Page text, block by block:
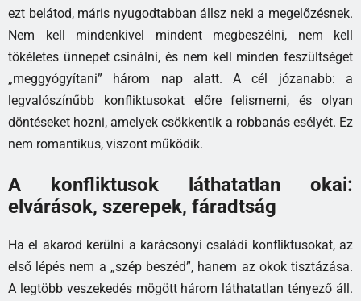
ezt belátod, máris nyugodtabban állsz neki a megelőzésnek.
Nem kell mindenkivel mindent megbeszélni, nem kell
tökéletes ünnepet csinálni, és nem kell minden feszültséget
„meggyógyítani” három nap alatt. A cél józanabb: a
legvalószínűbb konfliktusokat előre felismerni, és olyan
döntéseket hozni, amelyek csökkentik a robbanás esélyét. Ez
nem romantikus, viszont működik.
A konfliktusok láthatatlan okai:
elvárások, szerepek, fáradtság
Ha el akarod kerülni a karácsonyi családi konfliktusokat, az
első lépés nem a „szép beszéd”, hanem az okok tisztázása.
A legtöbb veszekedés mögött három láthatatlan tényező áll.